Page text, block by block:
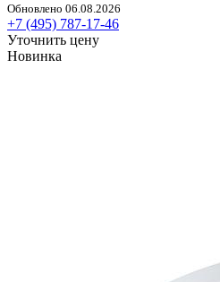
Обновлено 06.08.2026
+7 (495) 787-17-46
Уточнить цену
Новинка